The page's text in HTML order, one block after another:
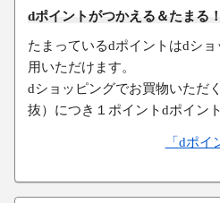
dポイントがつかえる＆たまる！
たまっているdポイントはdシ
用いただけます。
dショッピングでお買物いただ
抜）につき１ポイントdポイン
「dポ